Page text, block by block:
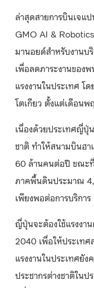
ล่าสุดสายการบินเจแ
GMO AI &
มานอยด์สำหรับงานบ
เพื่อลดภาระงานของ
แรงงานในประเทศ โ
โตเกียว ตั้งแต่เดือน
เนื่องด้วยประเทศญี่ปุ่
ชาติ ทำให้สนามบินฮา
60 ล้านคนต่อปี ขณะ
ภาคพื้นดินประมาณ
เพียงพอต่อการบริการ
ญี่ปุ่นจะต้องใช้แรงงา
2040 เพื่อให้ประเทศ
แรงงานในประเทศยั
ประชากรต่างชาติในป